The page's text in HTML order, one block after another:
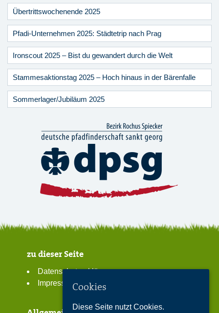
Übertrittswochenende 2025
Pfadi-Unternehmen 2025: Städtetrip nach Prag
Ironscout 2025 – Bist du gewandert durch die Welt
Stammesaktionstag 2025 – Hoch hinaus in der Bärenfalle
Sommerlager/Jubiläum 2025
zu dieser Seite
Datenschutzerklärung
ImpressumCookies
Diese Seite nutzt Cookies.